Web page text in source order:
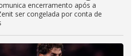
encerramento após a
ser congelada por conta de